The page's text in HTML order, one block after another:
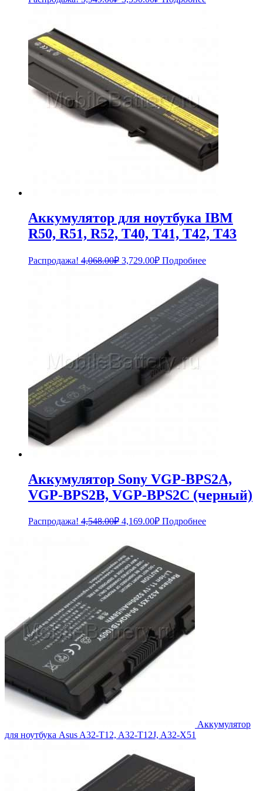
цена:
Аккумулятор для ноутбука IBM
R50, R51, R52, T40, T41, T42, T43
Распродажа! 4,068.00₽ Первоначальная
3,729.00₽Текущая
цена:
3,729.00₽.
Подробнее
Аккумулятор Sony VGP-BPS2A,
VGP-BPS2B, VGP-BPS2C (черный)
Распродажа! 4,548.00₽ Первоначальная
4,548.00₽.
4,169.00₽Текущая
Подробнее
Аккумулятор
для ноутбука Asus A32-T12, A32-T12J, A32-X51